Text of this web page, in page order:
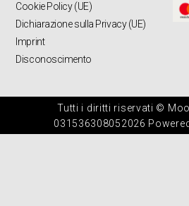
Cookie Policy (UE)
Dichiarazione sulla Privacy (UE)
Imprint
Disconoscimento
Tutti i diritti riservati ©
031536308052026